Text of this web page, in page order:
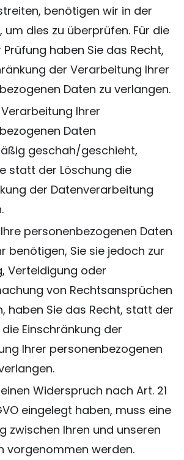
benötigen wir in der
um dies zu überprüfen. Für die
Prüfung haben Sie das Recht,
der Verarbeitung Ihrer
Daten zu verlangen.
Ihrer
Daten
geschah/geschieht,
statt der Löschung die
der Datenverarbeitung
personenbezogenen Daten
benötigen, Sie sie jedoch zur
Verteidigung oder
von Rechtsansprüchen
haben Sie das Recht, statt der
Einschränkung der
Ihrer personenbezogenen
Widerspruch nach Art. 21
eingelegt haben, muss eine
zwischen Ihren und unseren
vorgenommen werden.